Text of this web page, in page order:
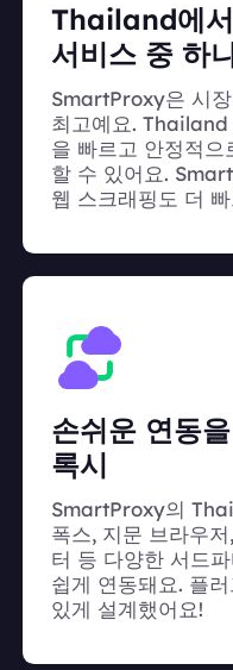
Thailand에
서비스 중 하
SmartProxy은 시
최고예요. Thailand
을 빠르고 안정적으
할 수 있어요.
웹 스크래핑도 더
손쉬운 연동
록시
SmartProxy의
폭스, 지문 브라우
터 등 다양한 서드
쉽게 연동돼요. 플
있게 설계했어요!